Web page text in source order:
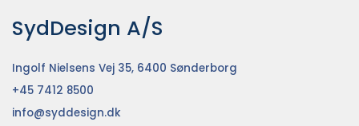
SydDesign A/S
Ingolf Nielsens Vej 35, 6400 Sønderborg
+45 7412 8500
info@syddesign.dk